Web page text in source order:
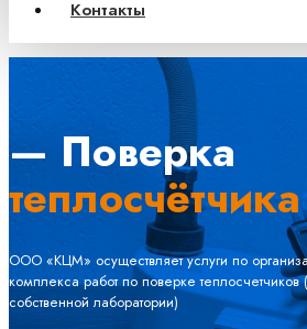
Контакты
— Поверка
теплосчётчика
ООО «КЦМ» осуществляет услуги по
комплекса работ по поверке теплосчетчиков
собственной лаборатории)